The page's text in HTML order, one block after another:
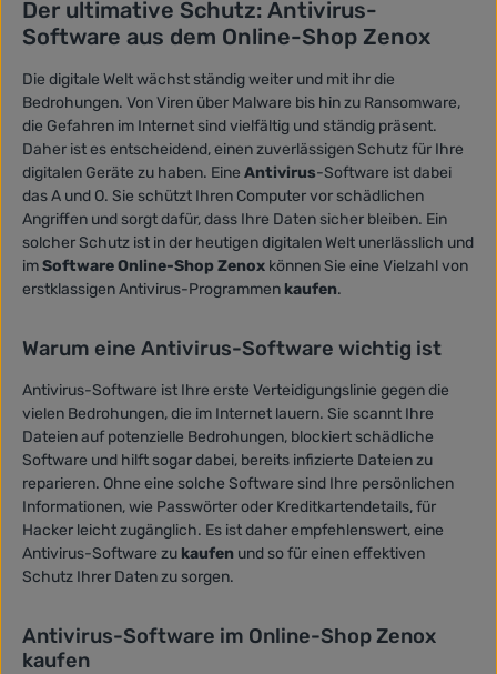
Der ultimative Schutz: Antivirus-
Software aus dem Online-Shop Zenox
Die digitale Welt wächst ständig weiter und mit ihr die
Bedrohungen. Von Viren über Malware bis hin zu Ransomware,
die Gefahren im Internet sind vielfältig und ständig präsent.
Daher ist es entscheidend, einen zuverlässigen Schutz für Ihre
digitalen Geräte zu haben. Eine Antivirus-Software ist dabei
das A und O. Sie schützt Ihren Computer vor schädlichen
Angriffen und sorgt dafür, dass Ihre Daten sicher bleiben. Ein
solcher Schutz ist in der heutigen digitalen Welt unerlässlich und
imSoftware Online-Shop Zenox können Sie eine Vielzahl von
erstklassigen Antivirus-Programmen kaufen.
Warum eine Antivirus-Software wichtig ist
Antivirus-Software ist Ihre erste Verteidigungslinie gegen die
vielen Bedrohungen, die im Internet lauern. Sie scannt Ihre
Dateien auf potenzielle Bedrohungen, blockiert schädliche
Software und hilft sogar dabei, bereits infizierte Dateien zu
reparieren. Ohne eine solche Software sind Ihre persönlichen
Informationen, wie Passwörter oder Kreditkartendetails, für
Hacker leicht zugänglich. Es ist daher empfehlenswert, eine
Antivirus-Software zu kaufen und so für einen effektiven
Schutz Ihrer Daten zu sorgen.
Antivirus-Software im Online-Shop Zenox
kaufen